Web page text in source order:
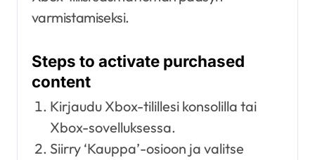
varmistamiseksi.
Steps to activate purchased
content
Kirjaudu Xbox-tilillesi konsolilla tai
Xbox-sovelluksessa.
Siirry ‘Kauppa’-osioon ja valitse